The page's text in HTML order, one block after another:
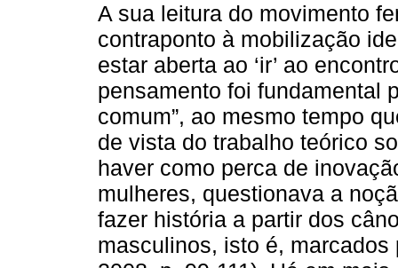
A sua leitura do movimento
contraponto à mobilização
estar aberta ao ‘ir’ ao
pensamento foi fundamental
comum”, ao mesmo tempo
de vista do trabalho teórico
haver como perca de
mulheres, questionava a
fazer história a partir dos
masculinos, isto é,